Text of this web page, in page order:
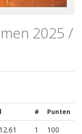
2025 /
# Punten
1
100